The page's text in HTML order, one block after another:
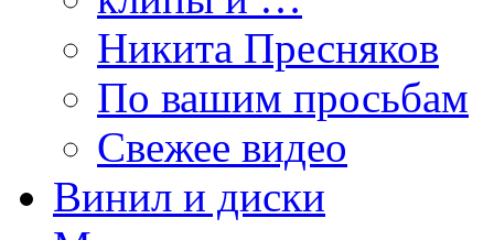
Никита Пресняков
По вашим просьбам
Свежее видео
Винил и диски